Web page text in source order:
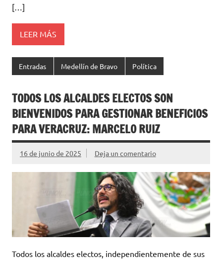
[…]
LEER MÁS
Entradas Medellín de Bravo Política
TODOS LOS ALCALDES ELECTOS SON
BIENVENIDOS PARA GESTIONAR BENEFICIOS
PARA VERACRUZ: MARCELO RUIZ
16 de junio de 2025 Deja un comentario
Todos los alcaldes electos, independientemente de sus